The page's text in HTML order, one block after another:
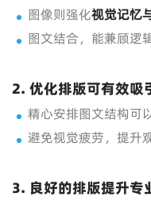
图像则强化视觉记忆
图文结合，能兼顾逻
2. 优化排版可有效吸
精心安排图文结构可
避免视觉疲劳，提升
3. 良好的排版提升专